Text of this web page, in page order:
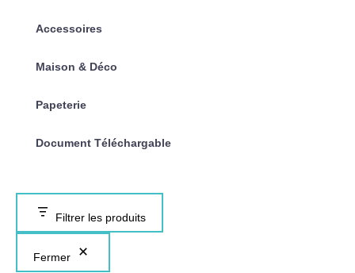
Accessoires
Maison & Déco
Papeterie
Document Téléchargable
Filtrer les produits
Fermer